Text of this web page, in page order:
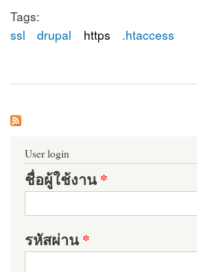
Tags:
ssl
drupal https
.htaccess
User login
ชื่อผู้ใช้งาน*
รหัสผ่าน*